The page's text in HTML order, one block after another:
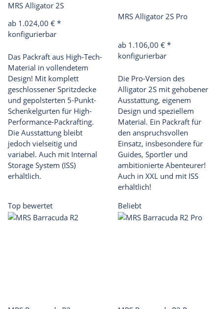
MRS Alligator 2S
ab 1.024,00 € *
konfigurierbar
Das Packraft aus High-Tech-
Material in vollendetem
Design! Mit komplett
geschlossener Spritzdecke
und gepolsterten 5-Punkt-
Schenkelgurten für High-
Performance-Packrafting.
Die Ausstattung bleibt
jedoch vielseitig und
variabel. Auch mit Internal
Storage System (ISS)
erhältlich.
MRS Alligator 2S Pro
ab 1.106,00 € *
konfigurierbar
Die Pro-Version des
Alligator 2S mit gehobener
Ausstattung, eigenem
Design und speziellem
Material. Ein Packraft für
den anspruchsvollen
Einsatz, insbesondere für
Guides, Sportler und
ambitionierte Abenteurer!
Auch in XXL und mit ISS
erhältlich!
Top bewertet
Beliebt